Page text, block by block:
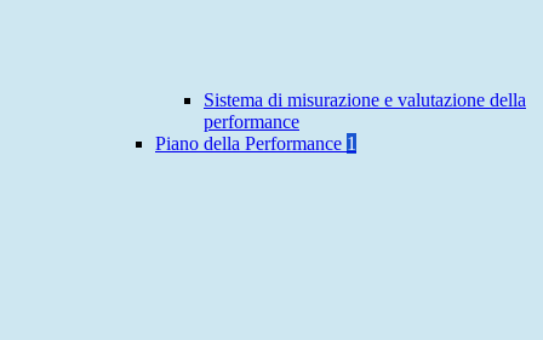
Sistema di misurazione e valutazione della
performance
Piano della Performance 1